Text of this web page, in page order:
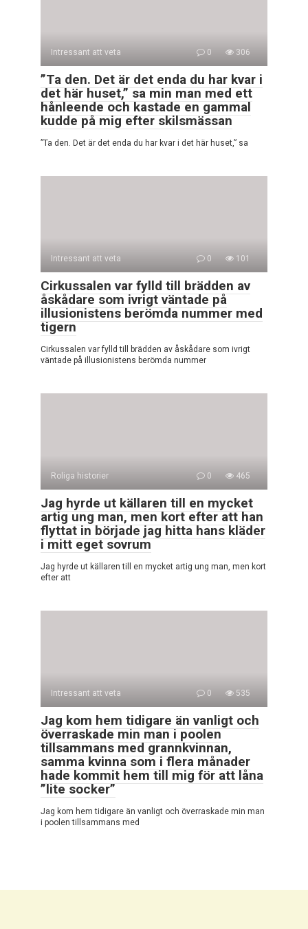
Intressant att veta 0 306
”Ta den. Det är det enda du har kvar i
det här huset,” sa min man med ett
hånleende och kastade en gammal
kudde på mig efter skilsmässan
”Ta den. Det är det enda du har kvar i det här huset,” sa
Intressant att veta 0 101
Cirkussalen var fylld till brädden av
åskådare som ivrigt väntade på
illusionistens berömda nummer med
tigern
Cirkussalen var fylld till brädden av åskådare som ivrigt
väntade på illusionistens berömda nummer
Roliga historier 0 465
Jag hyrde ut källaren till en mycket
artig ung man, men kort efter att han
flyttat in började jag hitta hans kläder
i mitt eget sovrum
Jag hyrde ut källaren till en mycket artig ung man, men kort
efter att
Intressant att veta 0 535
Jag kom hem tidigare än vanligt och
överraskade min man i poolen
tillsammans med grannkvinnan,
samma kvinna som i flera månader
hade kommit hem till mig för att låna
”lite socker”
Jag kom hem tidigare än vanligt och överraskade min man
i poolen tillsammans med